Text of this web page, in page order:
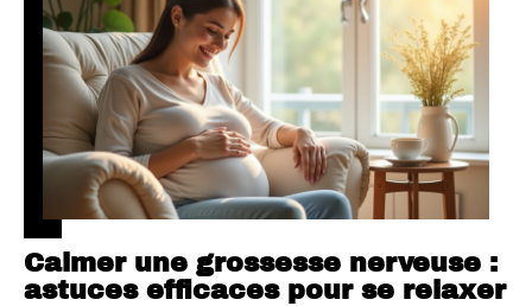
Calmer une grossesse nerveuse :
astuces efficaces pour se relaxer